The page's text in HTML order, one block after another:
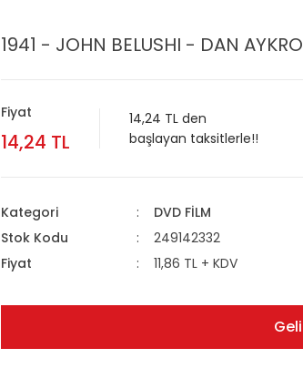
1941 - JOHN BELUSHI - DAN
Fiyat
14,24 TL
14,24 TL den
başlayan taksitlerle!!
Kategori
DVD FİLM
Stok Kodu
249142332
Fiyat
11,86 TL + KDV